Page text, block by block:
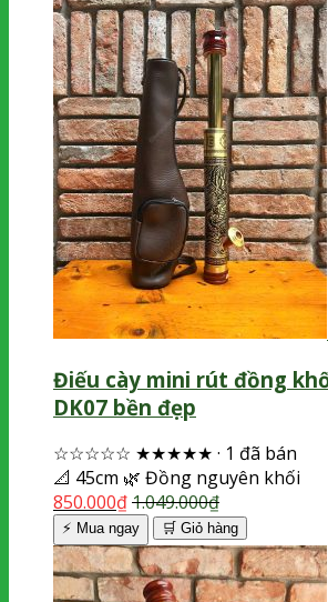
Điếu cày mini rút đồng
DK07 bền đẹp
☆☆☆☆☆ ★★★★★ · 1 đã bán
📐 45cm 🌿 Đồng nguyên khối
850.000₫1.049.000₫
⚡ Mua ngay 🛒 Giỏ hàng